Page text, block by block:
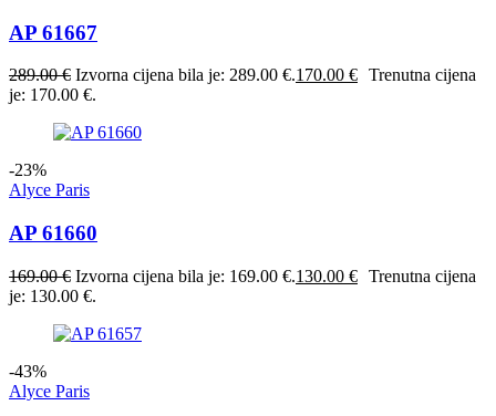
AP 61667
289.00€ Izvorna cijena bila je: 289.00 €.170.00 € Trenutna cijena
je: 170.00 €.
-23%
Alyce Paris
AP 61660
169.00€ Izvorna cijena bila je: 169.00 €.130.00 € Trenutna cijena
je: 130.00 €.
-43%
Alyce Paris